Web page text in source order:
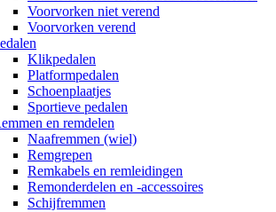
Voorvorken niet verend
Voorvorken verend
Klikpedalen
Platformpedalen
Schoenplaatjes
Sportieve pedalen
en remdelen
Naafremmen (wiel)
Remgrepen
Remkabels en remleidingen
Remonderdelen en -accessoires
Schijfremmen